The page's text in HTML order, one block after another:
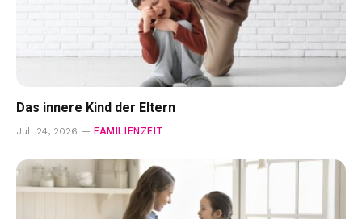
Das innere Kind der Eltern
Juli 24, 2026 FAMILIENZEIT